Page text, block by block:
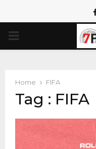
PRIMARY
Home FIFA
Tag : FIFA